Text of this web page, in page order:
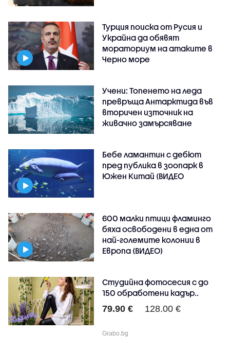
Турция поиска от Русия и
Украйна да обявят
мораториум на атаките в
Черно море
Учени: Топенето на леда
превръща Антарктида във
вторичен източник на
живачно замърсяване
Бебе ламантин с дебют
пред публика в зоопарк в
Южен Китай (ВИДЕО
600 малки птици фламинго
бяха освободени в една от
най-големите колонии в
Европа (ВИДЕО)
Студийна фотосесия с до
150 обработени кадър..
79.90 € 128.00 €
Grabo.bg